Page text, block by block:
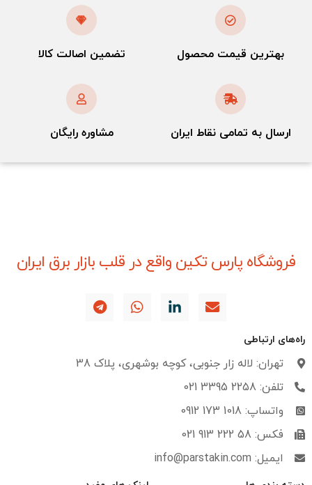
بهترین قیمت محصول تضمین اصالت کالا​
ارسال به تمامی نقاط ایران مشاوره رایگان
فروشگاه پارس تکین واقع در قلب بازار برق ایران